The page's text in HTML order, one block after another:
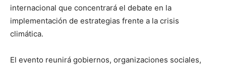
internacional que concentrará el debate en la
implementación de estrategias frente a la crisis
climática.
El evento reunirá gobiernos, organizaciones sociales,